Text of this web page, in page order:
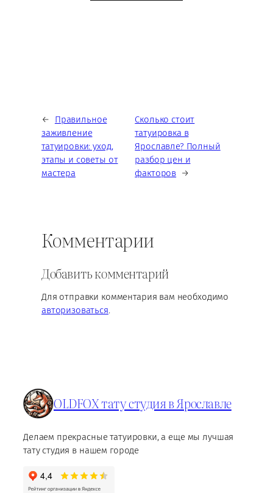
←
Правильное
заживление
татуировки: уход,
этапы и советы от
мастера
Сколько стоит
татуировка в
Ярославле? Полный
разбор цен и
факторов →
Комментарии
Добавить комментарий
Для отправки комментария вам необходимо
авторизоваться.
OLDFOX тату студия в Ярославле
Делаем прекрасные татуировки, а еще мы лучшая
тату студия в нашем городе